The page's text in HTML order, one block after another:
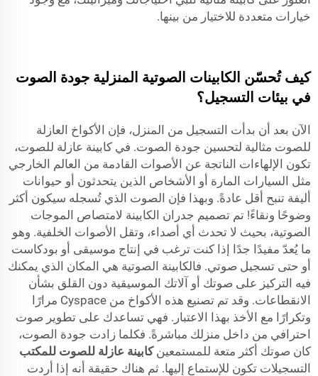
خيارات متعددة للاختيار من بينها.
كيف تُحسّن الكابينات الصوتية المنزلية جودة الصوت
في بيئات التسجيل؟
الآن بعد أن بدأت التسجيل من المنزل، فإن الأكواخ العازلة
للصوت مثالية لتحسين جودة الصوت. في كابينة عازلة للصوت،
تكون الإلهاءات الناتجة عن الأصوات القادمة من العالم الخارجي
مثل السيارات المارة أو الأشخاص الذين يتحدثون أو حيوانات
أليفة تنبح أقل عادةً. وبهذا فإن الصوت الذي تُسجله سيكون أكثر
وضوحًا ونقاءً! تم تصميم جدران الكابينة لامتصاص الموجات
الصوتية، بحيث لا تحدث أي أصداء، وتقل الأصوات الخلفية. وهو
ما يُعدّ مفيدًا جدًا إذا كنت ترغب في إنتاج موسيقى أو بودكاست
أو حتى تسجيل صوتي. فالكابينة الصوتية هي المكان الذي يمكنك
فيه التركيز على صوتك أو آلاتك الموسيقية دون القلق بشأن
الانقطاعات. وقد تم تصنيع هذه الأكواخ من Cyspace مرارًا
وتكرارًا مع الأخذ بهذا الاعتبار. فهي تساعدك على تطوير صوت
احترافي من داخل منزلك مباشرةً. فكلما زادت جودة الصوت،
كان صوتك أكثر متعة للمستمعينكابينة عازلة للصوت للمكتب
التسجيلات تكون للإستماع إليها. ثم هناك حقيقة أنه إذا أردت